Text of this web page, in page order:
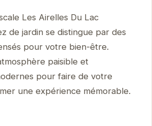
Les Airelles Du Lac
de jardin se distingue par des
pour votre bien-être.
paisible et
pour faire de votre
une expérience mémorable.